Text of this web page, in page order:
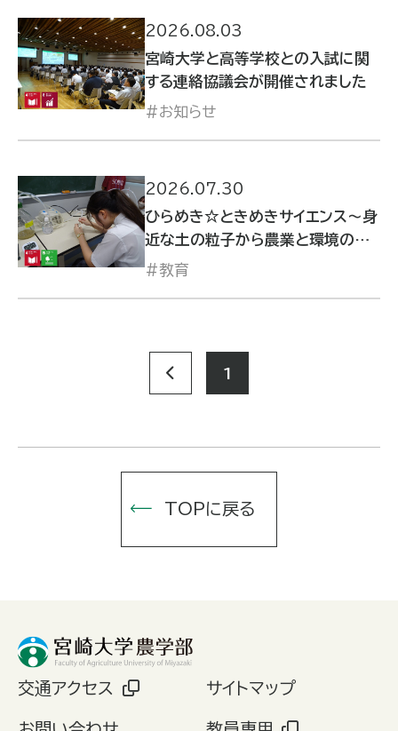
2026.08.03
宮崎大学と高等学校との入試に関
する連絡協議会が開催されました
お知らせ
2026.07.30
ひらめき☆ときめきサイエンス～身
近な土の粒子から農業と環境の歴
史を科学する～を開催しました
教育
1
TOPに戻る
交通アクセス サイトマップ